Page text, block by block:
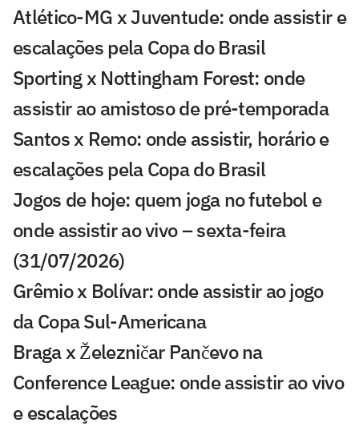
Atlético-MG x Juventude: onde assistir e
escalações pela Copa do Brasil
Sporting x Nottingham Forest: onde
assistir ao amistoso de pré-temporada
Santos x Remo: onde assistir, horário e
escalações pela Copa do Brasil
Jogos de hoje: quem joga no futebol e
onde assistir ao vivo – sexta-feira
(31/07/2026)
Grêmio x Bolívar: onde assistir ao jogo
da Copa Sul-Americana
Braga x Železničar Pančevo na
Conference League: onde assistir ao vivo
e escalações